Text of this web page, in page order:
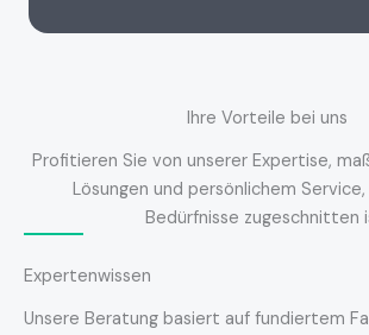
Ihre Vorteile bei uns
Profitieren Sie von unserer Expertise,
Lösungen und persönlichem
Bedürfnisse zugeschnitten
Expertenwissen
Unsere Beratung basiert auf fundiertem